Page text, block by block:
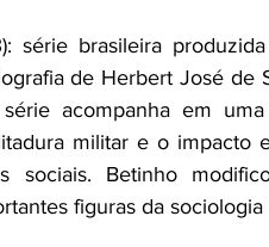
brasileira
de Herbert José de
acompanha em
militar e o impacto
sociais. Betinho
figuras da sociologia